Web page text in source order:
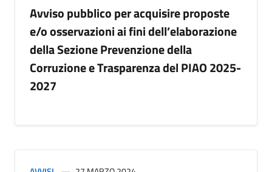
Avviso pubblico per acquisire proposte
e/o osservazioni ai fini dell’elaborazione
della Sezione Prevenzione della
Corruzione e Trasparenza del PIAO 2025-
2027